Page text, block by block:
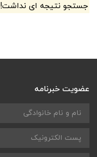
جستجو نتیجه ای نداشت!
عضویت خبرنامه